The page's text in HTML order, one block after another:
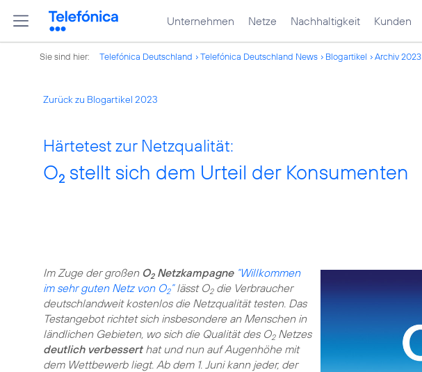
Unternehmen Netze Nachhaltigkeit Kunden
Sie sind hier: Telefónica Deutschland Telefónica Deutschland News Blogartikel Archiv 2023
Zurück zu Blogartikel 2023
Härtetest zur Netzqualität:
O2 stellt sich dem Urteil der Konsumenten
Im Zuge der großen O2Netzkampagne “Willkommen
im sehr guten Netz von O2”lässt O2die Verbraucher
deutschlandweit kostenlos die Netzqualität testen. Das
Testangebot richtet sich insbesondere an Menschen in
ländlichen Gebieten, wo sich die Qualität des O2Netzes
deutlich verbesserthat und nun auf Augenhöhe mit
dem Wettbewerb liegt. Ab dem 1. Juni kann jeder, der